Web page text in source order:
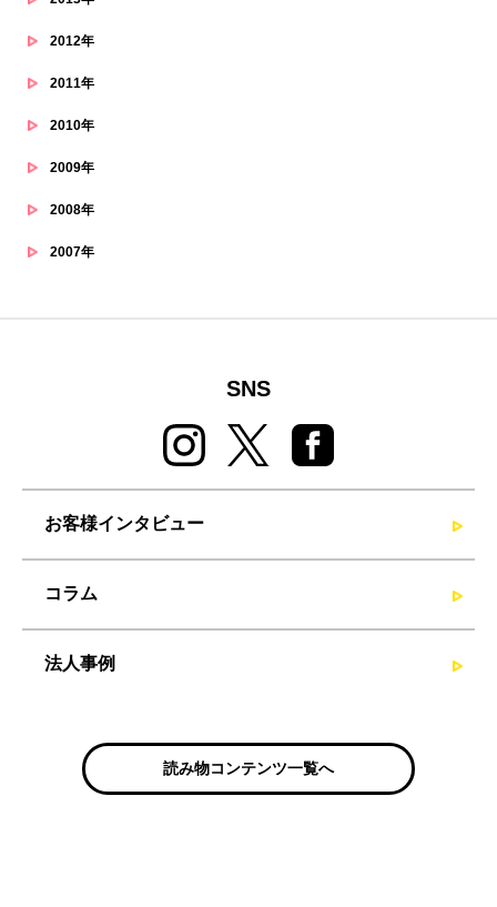
2012年
2011年
2010年
2009年
2008年
2007年
SNS
お客様インタビュー
コラム
法人事例
読み物コンテンツ一覧へ